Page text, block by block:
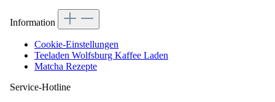
Information
Cookie-Einstellungen
Teeladen Wolfsburg Kaffee Laden
Matcha Rezepte
Service-Hotline